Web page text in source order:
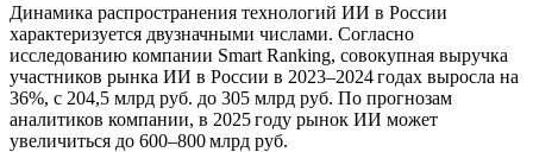
Динамика распространения технологий ИИ в России
характеризуется двузначными числами. Согласно
исследованию компании Smart Ranking, совокупная выручка
участников рынка ИИ в России в 2023–2024 годах выросла на
36%, с 204,5 млрд руб. до 305 млрд руб. По прогнозам
аналитиков компании, в 2025 году рынок ИИ может
увеличиться до 600–800 млрд руб.